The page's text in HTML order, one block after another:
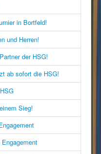
in Bortfeld!
und Herren!
der HSG!
ab sofort die HSG!
Sieg!